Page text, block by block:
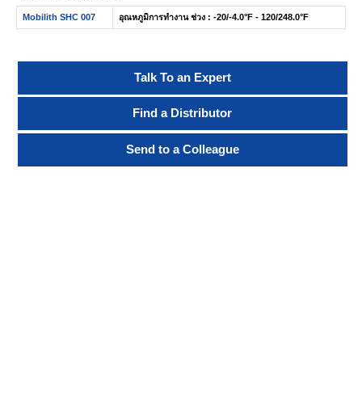
Mobilith SHC 007 อุณหภูมิการทำงาน ช่วง : -20/-4.0°F - 120/248.0°F
Talk To an Expert
Find a Distributor
Send to a Colleague